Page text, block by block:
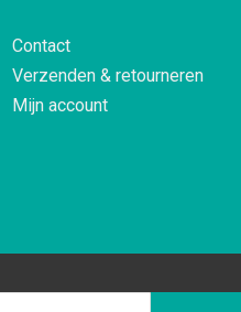
Contact
Verzenden & retourneren
Mijn account